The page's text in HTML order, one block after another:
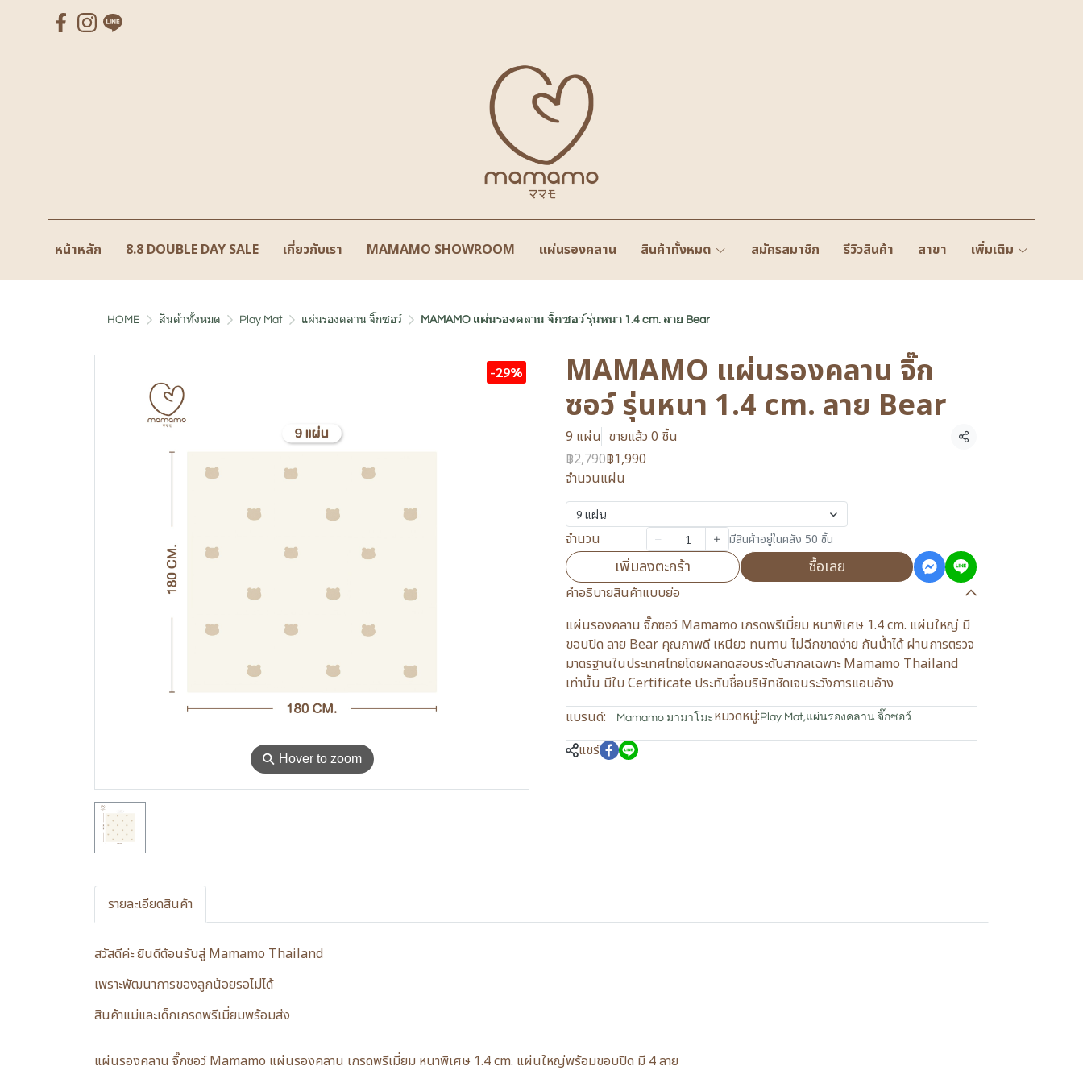
หน้าหลัก 8.8 DOUBLE DAY SALE เกี่ยวกับเรา MAMAMO SHOWROOM แผ่นรองคลาน สินค้าทั้งหมด สมัครสมาชิก รีวิวสินค้า สาขา เพิ่มเติม
HOME สินค้าทั้งหมด Play Mat แผ่นรองคลาน จิ๊กซอว์ MAMAMO แผ่นรองคลาน จิ๊กซอว์ รุ่นหนา 1.4 cm. ลาย Bear
⚲ Hover to zoom
-29% MAMAMO แผ่นรองคลาน จิ๊ก
ซอว์ รุ่นหนา 1.4 cm. ลาย Bear
9 แผ่น ขายแล้ว 0 ชิ้น แชร์
฿2,790฿1,990
จำนวนแผ่น
9 แผ่น
จำนวน มีสินค้าอยู่ในคลัง 50 ชิ้น
เพิ่มลงตะกร้า ซื้อเลย
คำอธิบายสินค้าแบบย่อ
แผ่นรองคลาน จิ๊กซอว์ Mamamo เกรดพรีเมี่ยม หนาพิเศษ 1.4 cm. แผ่นใหญ่ มี
ขอบปิด ลาย Bear คุณภาพดี เหนียว ทนทาน ไม่ฉีกขาดง่าย กันน้ำได้ ผ่านการตรวจ
มาตรฐานในประเทศไทยโดยผลทดสอบระดับสากลเฉพาะ Mamamo Thailand
เท่านั้น มีใบ Certificate ประทับชื่อบริษัทชัดเจนระวังการแอบอ้าง
แบรนด์:
Mamamo มามาโมะหมวดหมู่: Play Mat,แผ่นรองคลาน จิ๊กซอว์
แชร์
รายละเอียดสินค้า
สวัสดีค่ะ ยินดีต้อนรับสู่ Mamamo Thailand
เพราะพัฒนาการของลูกน้อยรอไม่ได้
สินค้าแม่และเด็กเกรดพรีเมี่ยมพร้อมส่ง
แผ่นรองคลาน จิ๊กซอว์ Mamamo แผ่นรองคลาน เกรดพรีเมี่ยม หนาพิเศษ 1.4 cm. แผ่นใหญ่พร้อมขอบปิด มี 4 ลาย